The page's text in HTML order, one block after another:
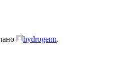
hydrogenn.